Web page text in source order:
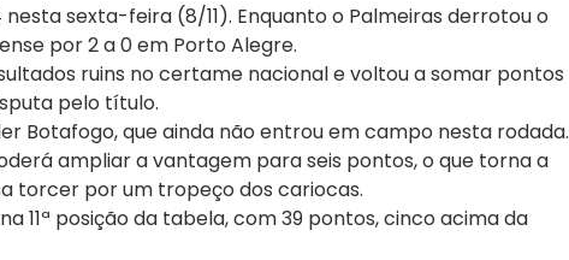
sexta-feira (8/11). Enquanto o Palmeiras derrotou o
por 2 a 0 em Porto Alegre.
ruins no certame nacional e voltou a somar pontos
pelo título.
Botafogo, que ainda não entrou em campo nesta rodada.
ampliar a vantagem para seis pontos, o que torna a
torcer por um tropeço dos cariocas.
11ª posição da tabela, com 39 pontos, cinco acima da